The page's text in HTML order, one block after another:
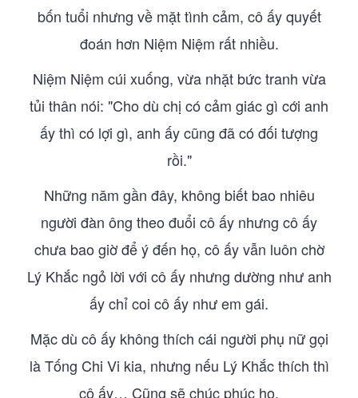
bốn tuổi nhưng về mặt tình cảm, cô ấy quyết
đoán hơn Niệm Niệm rất nhiều.
Niệm Niệm cúi xuống, vừa nhặt bức tranh vừa
tủi thân nói: "Cho dù chị có cảm giác gì cới anh
ấy thì có lợi gì, anh ấy cũng đã có đối tượng
rồi."
Những năm gần đây, không biết bao nhiêu
người đàn ông theo đuổi cô ấy nhưng cô ấy
chưa bao giờ để ý đến họ, cô ấy vẫn luôn chờ
Lý Khắc ngỏ lời với cô ấy nhưng dường như anh
ấy chỉ coi cô ấy như em gái.
Mặc dù cô ấy không thích cái người phụ nữ gọi
là Tống Chi Vi kia, nhưng nếu Lý Khắc thích thì
cô ấy… Cũng sẽ chúc phúc họ.